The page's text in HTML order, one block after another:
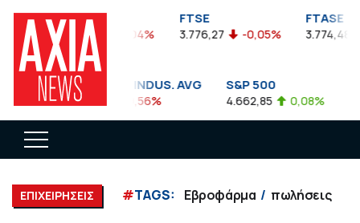
FTSEA
899,47 -0,04%
FTSE
3.776,27 -0,05%
FTASE
3.774,48
DOW JONES INDUS. AVG
35.911,81 -0,56%
S&P 500
4.662,85 0,08%
ΕΠΙΧΕΙΡΗΣΕΙΣ #TAGS: Εβροφάρμα πωλήσεις